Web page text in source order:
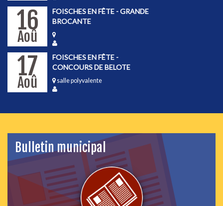
16
Aoû
FOISCHES EN FÊTE - GRANDE
BROCANTE
17
Aoû
FOISCHES EN FÊTE -
CONCOURS DE BELOTE
salle polyvalente
Bulletin municipal